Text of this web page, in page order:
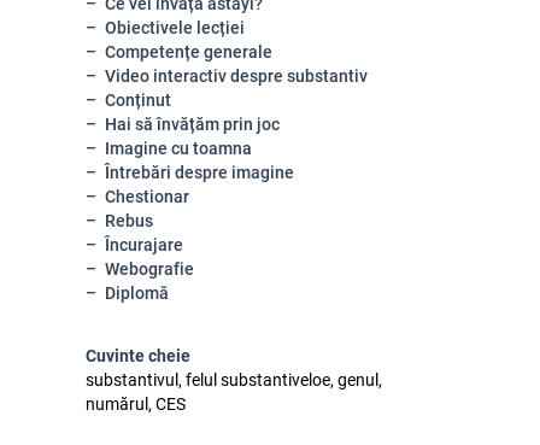
Obiectivele lecției
Competențe generale
Video interactiv despre substantiv
Conținut
Hai să învățăm prin joc
Imagine cu toamna
Întrebări despre imagine
Chestionar
Rebus
Încurajare
Webografie
Diplomă
Cuvinte cheie
substantivul, felul substantiveloe, genul,
numărul, CES